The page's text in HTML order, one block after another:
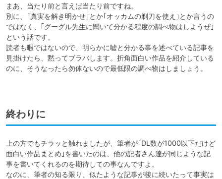
まあ、当たり前と言えば当たり前ですね。
別に、｢真実を解き明かせ｣とか｢オッカムの剃刀を使え｣とか言うの
ではなく、｢グーグル先生に聞いて分かる程度の調べ物はしようぜ｣
という話です。
読者も暇ではないので、明らかに嘘と分かる事を述べている記事を
見掛けたら、黙ってブラバします。折角面白い作品を紹介している
のに、そうなったら勿体ないので最低限の調べ物はしましょう。
終わりに
上の方でもチラッと触れましたが、筆者が｢DL数が1000以下だけど
面白い作品まとめ｣を書いたのは、他の記者さん達が同じような記
事を書いてくれるのを期待しての事なんですよ。
なのに、筆者の知る限り、似たような記事が後に続いたって事実は